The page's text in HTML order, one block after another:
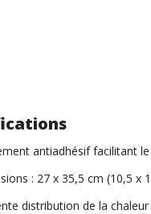
antiadhésif facilitant
: 27 x 35,5 cm (10,5 x
distribution de la